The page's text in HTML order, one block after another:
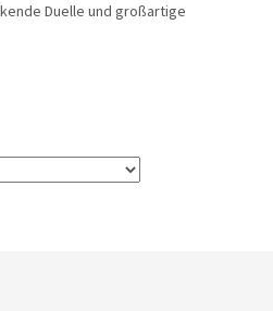
Duelle und großartige